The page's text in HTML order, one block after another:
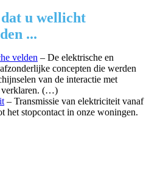
u wellicht
...
velden – De elektrische en
concepten die werden
van de interactie met
verklaren. (…)
– Transmissie van elektriciteit vanaf
het stopcontact in onze woningen.